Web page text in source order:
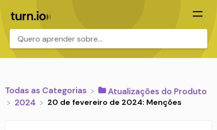
Todas as Categorias
​Atualizações do Produto
​2024
20 de fevereiro de 2024: Menções
.